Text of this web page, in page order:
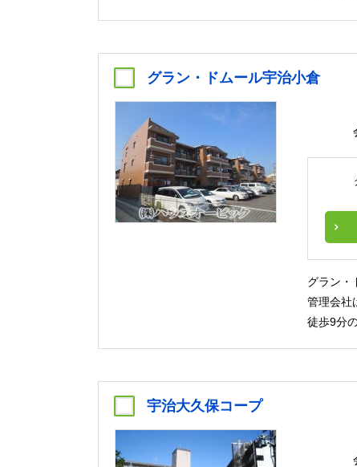
グラン・ドムール宇治小倉
グラン・
管理会社
徒歩9分
宇治大久保コープ